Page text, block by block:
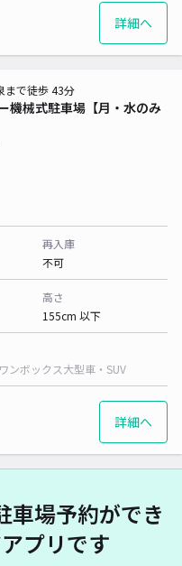
詳細へ
機械式駐車場【月・水のみ
まで徒歩 43分
再入庫
不可
高さ
155cm 以下
ワンボックス大型車・SUV
詳細へ
車場予約ができ
プリです